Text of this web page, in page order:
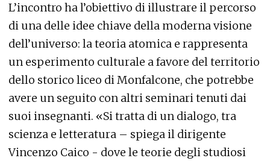
L’incontro ha l’obiettivo di illustrare il percorso
di una delle idee chiave della moderna visione
dell’universo: la teoria atomica e rappresenta
un esperimento culturale a favore del territorio
dello storico liceo di Monfalcone, che potrebbe
avere un seguito con altri seminari tenuti dai
suoi insegnanti. «Si tratta di un dialogo, tra
scienza e letteratura – spiega il dirigente
Vincenzo Caico - dove le teorie degli studiosi